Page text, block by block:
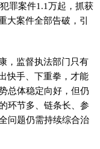
罪案件1.1万起，抓获
大案件全部告破，引
，监督执法部门只有
快手、下重拳，才能
总体稳定向好，但仍
环节多、链条长、参
问题仍需持续综合治